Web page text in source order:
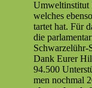
Umweltin­sti­tut
welch­es
tartet hat. Für
die
Schwarzelühr-
Dank Eur­er
94.500
men nochmal